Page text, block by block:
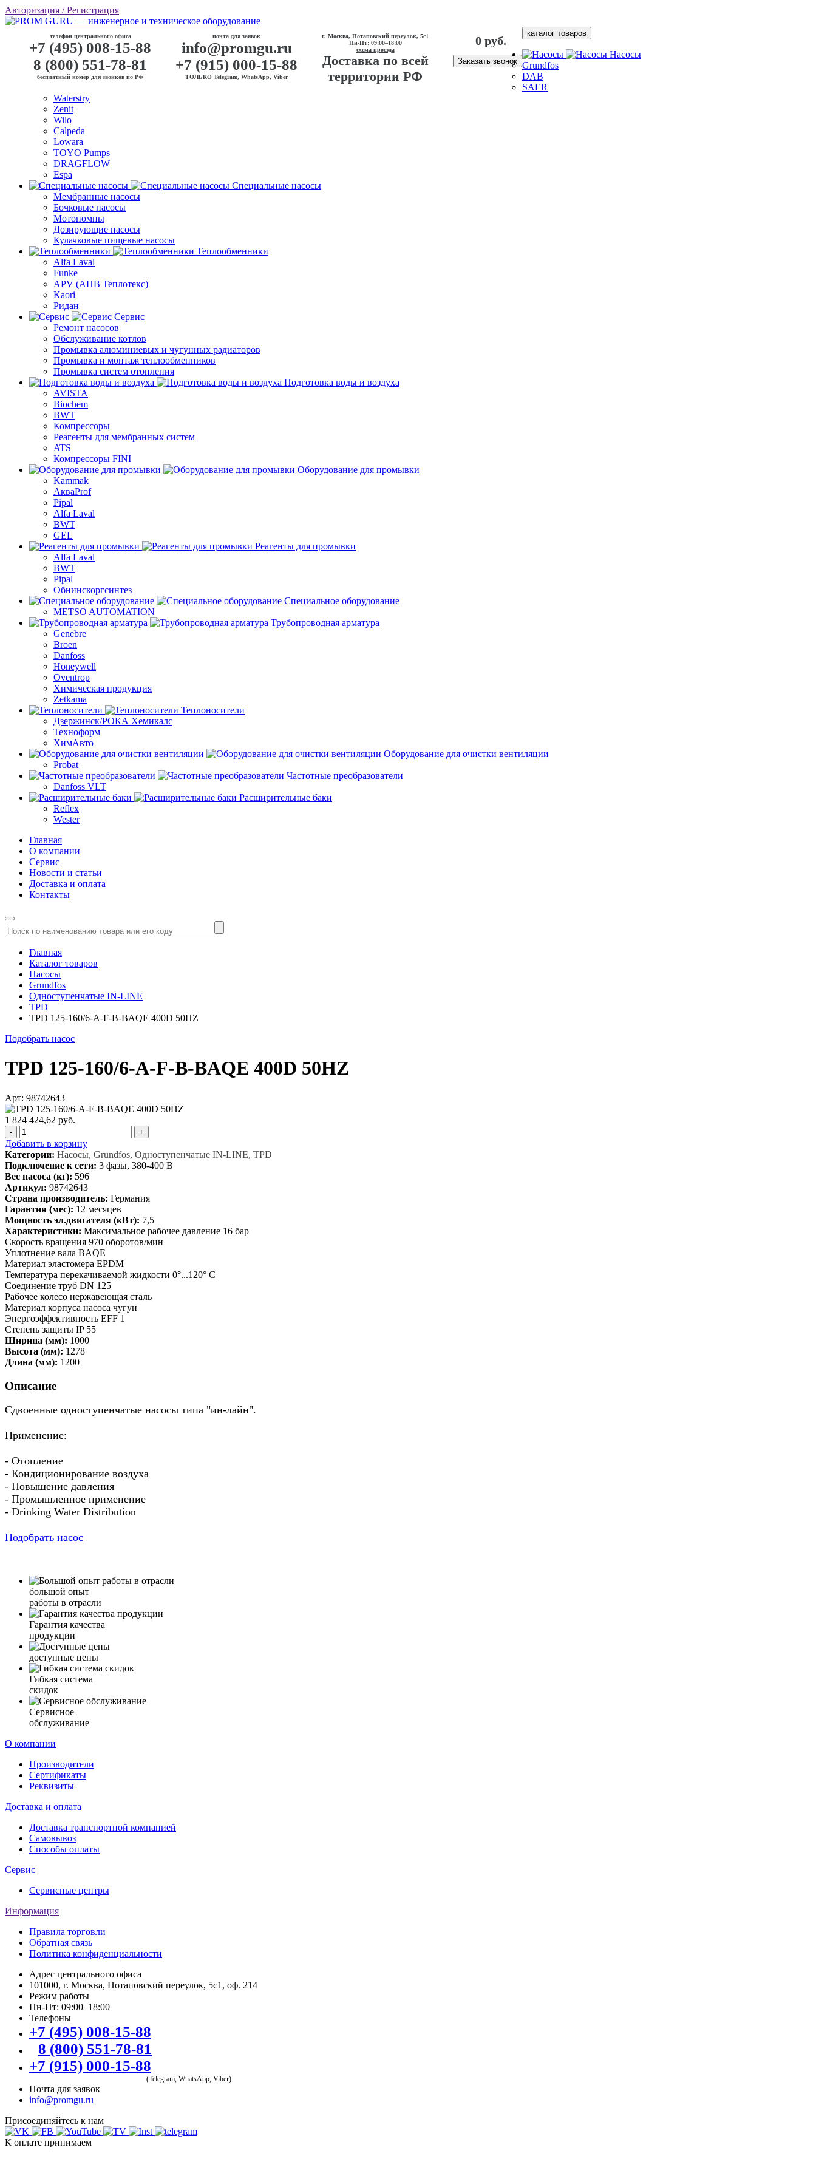
Авторизация / Регистрация
телефон центрального офиса
+7 (495) 008-15-88
8 (800) 551-78-81
бесплатный номер для звонков по РФ
почта для заявок
info@promgu.ru
+7 (915) 000-15-88
ТОЛЬКО Telegram, WhatsApp, Viber
г. Москва, Потаповский переулок, 5с1
Пн-Пт: 09:00–18:00
схема проезда
Доставка по всей
территории РФ
0 руб.
Заказать звонок
каталог товаров
Насосы
Grundfos
DAB
SAER
Waterstry
Zenit
Wilo
Calpeda
Lowara
TOYO Pumps
DRAGFLOW
Espa
Специальные насосы
Мембранные насосы
Бочковые насосы
Мотопомпы
Дозирующие насосы
Кулачковые пищевые насосы
Теплообменники
Alfa Laval
Funke
APV (АПВ Теплотекс)
Kaori
Ридан
Сервис
Ремонт насосов
Обслуживание котлов
Промывка алюминиевых и чугунных радиаторов
Промывка и монтаж теплообменников
Промывка систем отопления
Подготовка воды и воздуха
AVISTA
Biochem
BWT
Компрессоры
Реагенты для мембранных систем
ATS
Компрессоры FINI
Оборудование для промывки
Kammak
АкваProf
Pipal
Alfa Laval
BWT
GEL
Реагенты для промывки
Alfa Laval
BWT
Pipal
Обнинскоргсинтез
Специальное оборудование
METSO AUTOMATION
Трубопроводная арматура
Genebre
Broen
Danfoss
Honeywell
Oventrop
Химическая продукция
Zetkama
Теплоносители
Дзержинск/РОКА Хемикалс
Техноформ
ХимАвто
Оборудование для очистки вентиляции
Probat
Частотные преобразователи
Danfoss VLT
Расширительные баки
Reflex
Wester
Главная
О компании
Сервис
Новости и статьи
Доставка и оплата
Контакты
Главная
Каталог товаров
Насосы
Grundfos
Одноступенчатые IN-LINE
TPD
TPD 125-160/6-A-F-B-BAQE 400D 50HZ
Подобрать насос
TPD 125-160/6-A-F-B-BAQE 400D 50HZ
Арт: 98742643
1 824 424,62 руб.
- +
Добавить в корзину
Категории: Насосы, Grundfos, Одноступенчатые IN-LINE, TPD
Подключение к сети: 3 фазы, 380-400 В
Вес насоса (кг): 596
Артикул: 98742643
Страна производитель: Германия
Гарантия (мес): 12 месяцев
Мощность эл.двигателя (кВт): 7,5
Характеристики: Максимальное рабочее давление 16 бар
Скорость вращения 970 оборотов/мин
Уплотнение вала BAQE
Материал эластомера EPDM
Температура перекачиваемой жидкости 0°...120° C
Соединение труб DN 125
Рабочее колесо нержавеющая сталь
Материал корпуса насоса чугун
Энергоэффективность EFF 1
Степень защиты IP 55
Ширина (мм): 1000
Высота (мм): 1278
Длина (мм): 1200
Описание
Сдвоенные одноступенчатые насосы типа "ин-лайн".
Применение:
- Отопление
- Кондиционирование воздуха
- Повышение давления
- Промышленное применение
- Drinking Water Distribution
Подобрать насос
большой опыт
работы в отрасли
Гарантия качества
продукции
доступные цены
Гибкая система
скидок
Сервисное
обслуживание
О компании
Производители
Сертификаты
Реквизиты
Доставка и оплата
Доставка транспортной компанией
Самовывоз
Способы оплаты
Сервис
Сервисные центры
Информация
Правила торговли
Обратная связь
Политика конфиденциальности
Адрес центрального офиса
101000, г. Москва, Потаповский переулок, 5с1, оф. 214
Режим работы
Пн-Пт: 09:00–18:00
Телефоны
+7 (495) 008-15-88
8 (800) 551-78-81
+7 (915) 000-15-88
(Telegram, WhatsApp, Viber)
Почта для заявок
info@promgu.ru
Присоединяйтесь к нам
К оплате принимаем